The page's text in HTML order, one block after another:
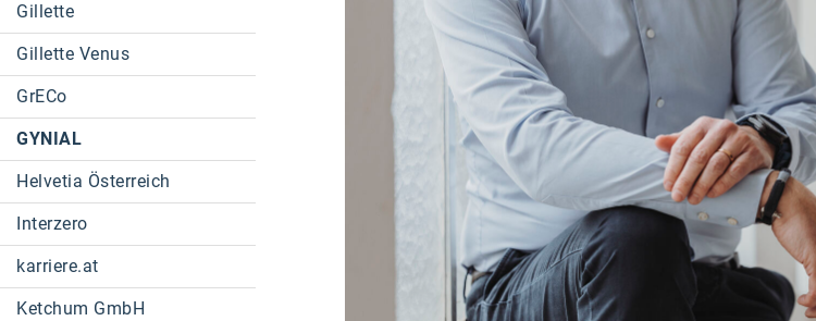
Gillette
Gillette Venus
GrECo
GYNIAL
Helvetia Österreich
Interzero
karriere.at
Ketchum GmbH